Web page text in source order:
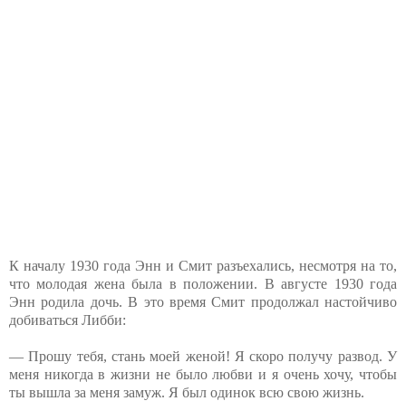
К началу 1930 года Энн и Смит разъехались, несмотря на то,
что молодая жена была в положении. В августе 1930 года
Энн родила дочь. В это время Смит продолжал настойчиво
добиваться Либби:
— Прошу тебя, стань моей женой! Я скоро получу развод. У
меня никогда в жизни не было любви и я очень хочу, чтобы
ты вышла за меня замуж. Я был одинок всю свою жизнь.